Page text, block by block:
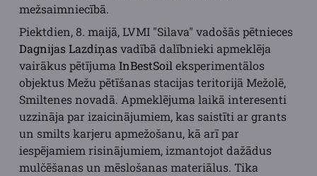
mežsaimniecībā.
Piektdien, 8. maijā, LVMI "Silava" vadošās pētnieces
Dagnijas Lazdiņasvadībā dalībnieki apmeklēja
vairākus pētījuma InBestSoil eksperimentālos
objektus Mežu pētīšanas stacijas teritorijā Mežolē,
Smiltenes novadā. Apmeklējuma laikā interesenti
uzzināja par izaicinājumiem, kas saistīti ar grants
un smilts karjeru apmežošanu, kā arī par
iespējamiem risinājumiem, izmantojot dažādus
mulčēšanas un mēslošanas materiālus. Tika